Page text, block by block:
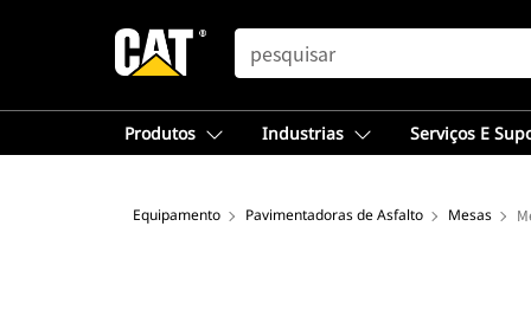
SEARCH
Produtos Industrias Serviços E
Equipamento Pavimentadoras de Asfalto Mesas